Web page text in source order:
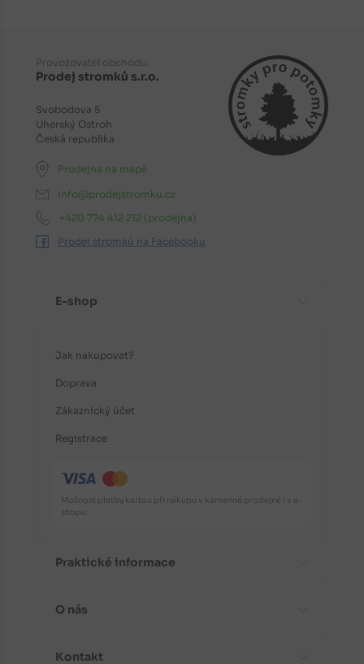
Provozovatel obchodu:
Prodej stromků s.r.o.
Svobodova 5
Uherský Ostroh
Česká republika
Prodejna na mapě
info@prodejstromku.cz
+420 774 412 212 (prodejna)
Prodej stromků na Facebooku
E-shop
Jak nakupovat?
Doprava
Zákaznický účet
Registrace
Možnost platby kartou při nákupu v kamenné prodejně i v e-
shopu.
Praktické informace
Časté dotazy
O nás
Kontakt